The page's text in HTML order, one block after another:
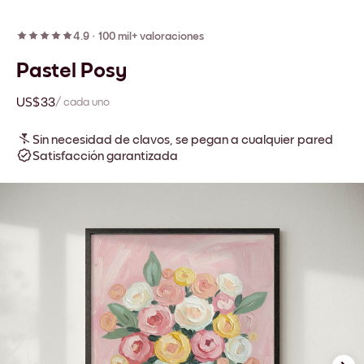
4.9 · 100 mil+ valoraciones
Pastel Posy
US$33/ cada uno
Sin necesidad de clavos, se pegan a cualquier pared
Satisfacción garantizada